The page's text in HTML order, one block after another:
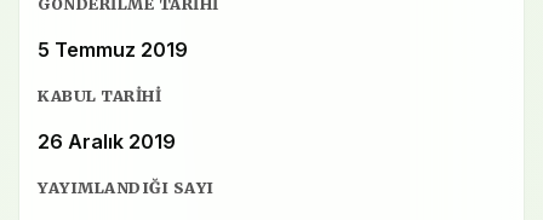
GÖNDERILME TARIHI
5 Temmuz 2019
KABUL TARIHI
26 Aralık 2019
YAYIMLANDIĞI SAYI